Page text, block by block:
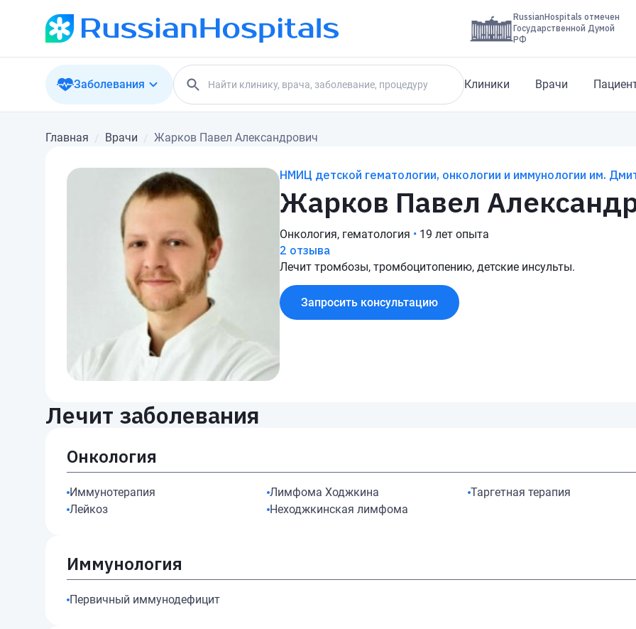
RussianHospitals отмечен
Государственной Думой
РФ
Заболевания Клиники Врачи
Главная Врачи Жарков Павел Александрович
НМИЦ детской гематологии, онкологии и иммунологии им.
Жарков Павел
Онкология, гематология • 19 лет опыта
2 отзыва
Лечит тромбозы, тромбоцитопению, детские инсульты.
Запросить консультацию
Лечит заболевания
Онкология
Иммунотерапия
Лейкоз
Лимфома Ходжкина
Неходжкинская лимфома
Таргетная терапия
Иммунология
Первичный иммунодефицит